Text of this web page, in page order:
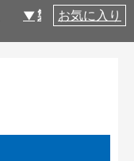
製品仕様
お気に入り